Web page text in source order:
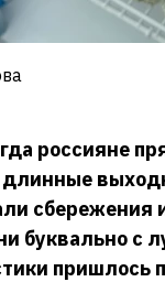
россияне
длинные
сбережения
буквально с
пришлось